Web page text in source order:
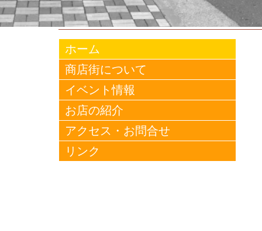
ホーム
商店街について
イベント情報
お店の紹介
アクセス・お問合せ
リンク